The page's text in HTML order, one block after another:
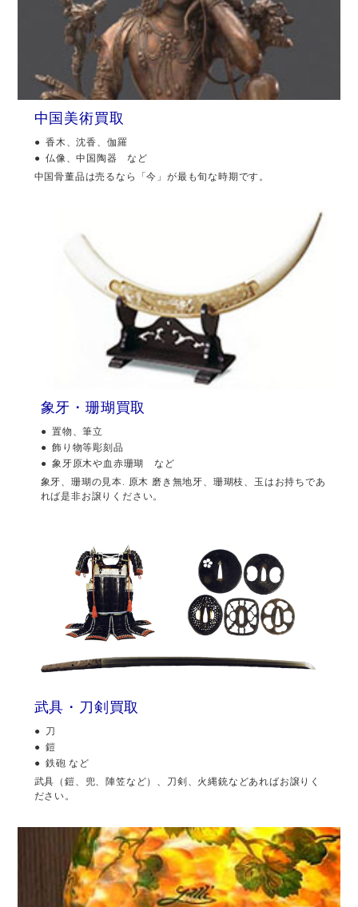
中国美術買取
香木、沈香、伽羅
仏像、中国陶器 など
中国骨董品は売るなら「今」が最も旬な時期です。
象牙・珊瑚買取
置物、筆立
飾り物等彫刻品
象牙原木や血赤珊瑚 など
象牙、珊瑚の見本. 原木 磨き無地牙、珊瑚枝、玉はお持ちであ
れば是非お譲りください。
武具・刀剣買取
刀
鎧
鉄砲 など
武具（鎧、兜、陣笠など）、刀剣、火縄銃などあればお譲りく
ださい。